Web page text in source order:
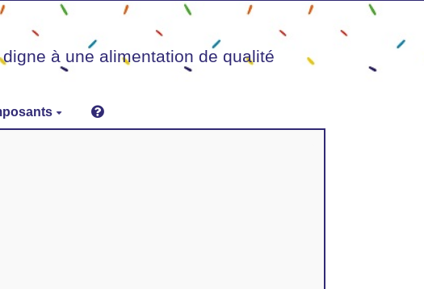
à une alimentation de qualité